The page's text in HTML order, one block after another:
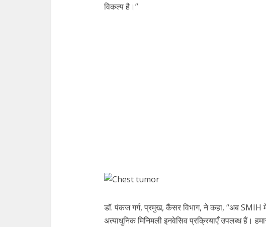
विकल्प है।”
डॉ. पंकज गर्ग, प्रमुख, कैंसर विभाग, ने कहा, “अब
अत्याधुनिक मिनिमली इनवेसिव प्रक्रियाएँ उपलब्ध हैं।